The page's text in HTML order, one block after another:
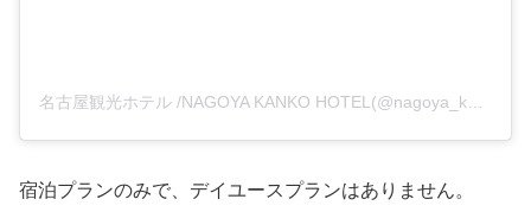
名古屋観光ホテル /NAGOYA KANKO HOTEL(@nagoya_kanko_hotel_official)がシェアした投稿
宿泊プランのみで、デイユースプランはありません。